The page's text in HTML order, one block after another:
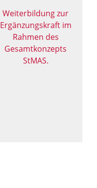
Weiterbildung zur
Ergänzungskraft im
Rahmen des
Gesamtkonzepts
StMAS.